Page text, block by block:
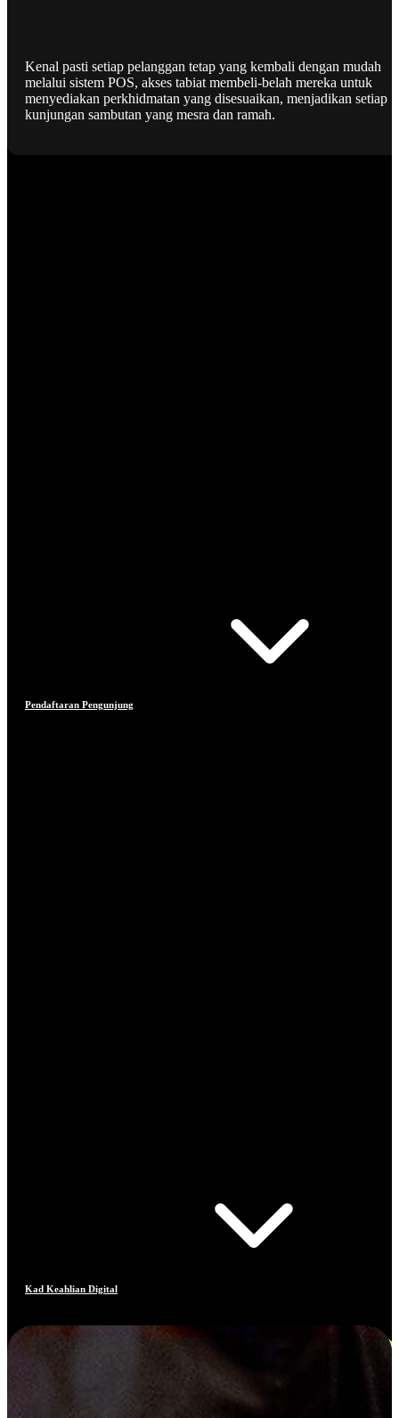
Kenal pasti setiap pelanggan tetap yang kembali dengan mudah
melalui sistem POS, akses tabiat membeli-belah mereka untuk
menyediakan perkhidmatan yang disesuaikan, menjadikan setiap
kunjungan sambutan yang mesra dan ramah.
Pendaftaran Pengunjung
Kad Keahlian Digital